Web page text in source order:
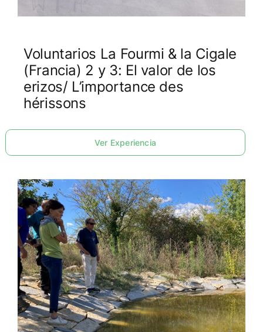
Voluntarios La Fourmi & la Cigale
(Francia) 2 y 3: El valor de los
erizos/ L’importance des
hérissons
Ver Experiencia